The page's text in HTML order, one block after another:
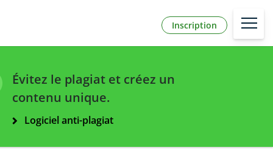
Inscription
Évitez le plagiat et créez un
contenu unique.
Logiciel anti-plagiat